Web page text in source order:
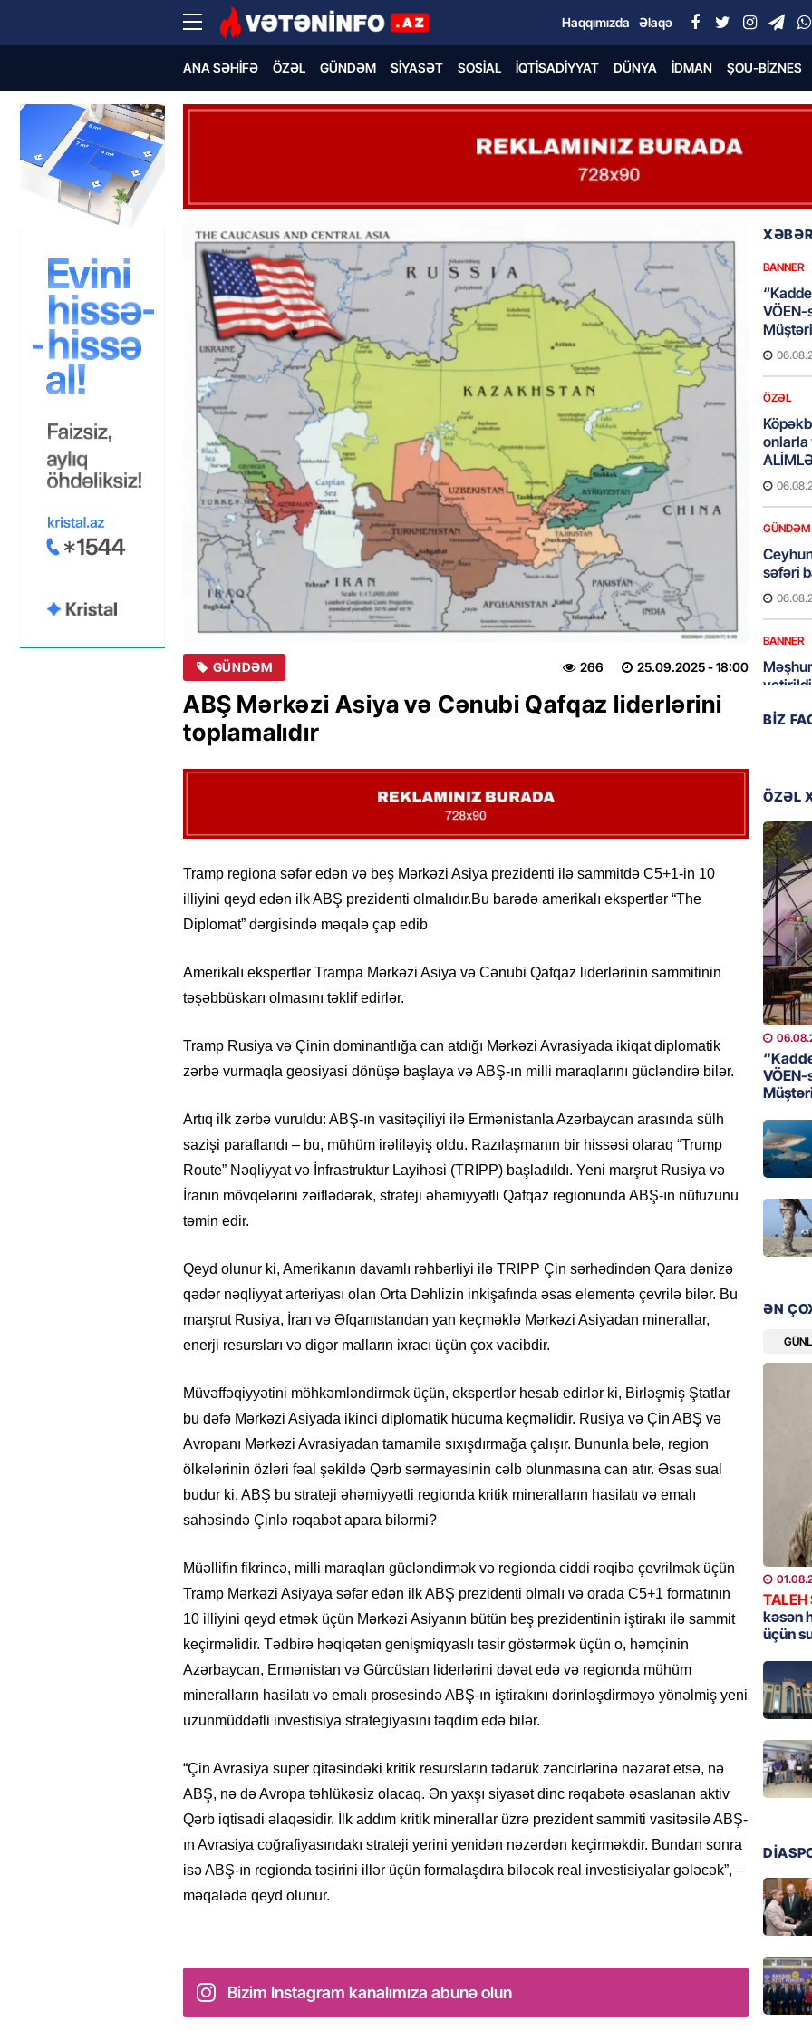
Haqqımızda Əlaqə
ANA SƏHIFƏ ÖZƏL GÜNDƏM SIYASƏT SOSIAL İQTISADIYYAT DÜNYA İDMAN ŞOU-BIZNES
GÜNDƏM 25.09.2025- 18:00
266
ABŞ Mərkəzi Asiya və Cənubi Qafqaz liderlərini
toplamalıdır
Tramp regiona səfər edən və beş Mərkəzi Asiya prezidenti ilə sammitdə C5+1-in 10
illiyini qeyd edən ilk ABŞ prezidenti olmalıdır.Bu barədə amerikalı ekspertlər “The
Diplomat” dərgisində məqalə çap edib
Amerikalı ekspertlər Trampa Mərkəzi Asiya və Cənubi Qafqaz liderlərinin sammitinin
təşəbbüskarı olmasını təklif edirlər.
Tramp Rusiya və Çinin dominantlığa can atdığı Mərkəzi Avrasiyada ikiqat diplomatik
zərbə vurmaqla geosiyasi dönüşə başlaya və ABŞ-ın milli maraqlarını gücləndirə bilər.
Artıq ilk zərbə vuruldu: ABŞ-ın vasitəçiliyi ilə Ermənistanla Azərbaycan arasında sülh
sazişi paraflandı – bu, mühüm irəliləyiş oldu. Razılaşmanın bir hissəsi olaraq “Trump
Route” Nəqliyyat və İnfrastruktur Layihəsi (TRIPP) başladıldı. Yeni marşrut Rusiya və
İranın mövqelərini zəiflədərək, strateji əhəmiyyətli Qafqaz regionunda ABŞ-ın nüfuzunu
təmin edir.
Qeyd olunur ki, Amerikanın davamlı rəhbərliyi ilə TRIPP Çin sərhədindən Qara dənizə
qədər nəqliyyat arteriyası olan Orta Dəhlizin inkişafında əsas elementə çevrilə bilər. Bu
marşrut Rusiya, İran və Əfqanıstandan yan keçməklə Mərkəzi Asiyadan minerallar,
enerji resursları və digər malların ixracı üçün çox vacibdir.
Müvəffəqiyyətini möhkəmləndirmək üçün, ekspertlər hesab edirlər ki, Birləşmiş Ştatlar
bu dəfə Mərkəzi Asiyada ikinci diplomatik hücuma keçməlidir. Rusiya və Çin ABŞ və
Avropanı Mərkəzi Avrasiyadan tamamilə sıxışdırmağa çalışır. Bununla belə, region
ölkələrinin özləri fəal şəkildə Qərb sərmayəsinin cəlb olunmasına can atır. Əsas sual
budur ki, ABŞ bu strateji əhəmiyyətli regionda kritik mineralların hasilatı və emalı
sahəsində Çinlə rəqabət apara bilərmi?
Müəllifin fikrincə, milli maraqları gücləndirmək və regionda ciddi rəqibə çevrilmək üçün
Tramp Mərkəzi Asiyaya səfər edən ilk ABŞ prezidenti olmalı və orada C5+1 formatının
10 illiyini qeyd etmək üçün Mərkəzi Asiyanın bütün beş prezidentinin iştirakı ilə sammit
keçirməlidir. Tədbirə həqiqətən genişmiqyaslı təsir göstərmək üçün o, həmçinin
Azərbaycan, Ermənistan və Gürcüstan liderlərini dəvət edə və regionda mühüm
mineralların hasilatı və emalı prosesində ABŞ-ın iştirakını dərinləşdirməyə yönəlmiş yeni
uzunmüddətli investisiya strategiyasını təqdim edə bilər.
“Çin Avrasiya super qitəsindəki kritik resursların tədarük zəncirlərinə nəzarət etsə, nə
ABŞ, nə də Avropa təhlükəsiz olacaq. Ən yaxşı siyasət dinc rəqabətə əsaslanan aktiv
Qərb iqtisadi əlaqəsidir. İlk addım kritik minerallar üzrə prezident sammiti vasitəsilə ABŞ-
ın Avrasiya coğrafiyasındakı strateji yerini yenidən nəzərdən keçirməkdir. Bundan sonra
isə ABŞ-ın regionda təsirini illər üçün formalaşdıra biləcək real investisiyalar gələcək”, –
məqalədə qeyd olunur.
Bizim Instagram kanalımıza abunə olun
BANNER
ÖZƏL
GÜNDƏM
səfəri
BANNER
MANŞET
Bu
BANNER
Bu
GÜNDƏM
Çingiz
Bu
klubu
ÖZƏL
qaldı
HADISƏ
Evdən
ÖZƏL
REKLAM
Kapital
BIZ
ÖZƏL
ƏN
TALEH
kəsən
üçün